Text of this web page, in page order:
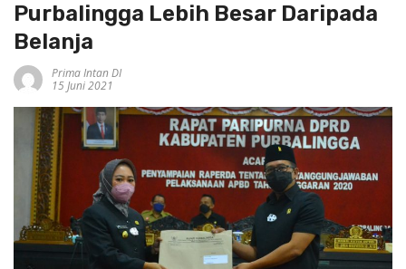
Purbalingga Lebih Besar Daripada
Belanja
Prima Intan DI
15 Juni 2021